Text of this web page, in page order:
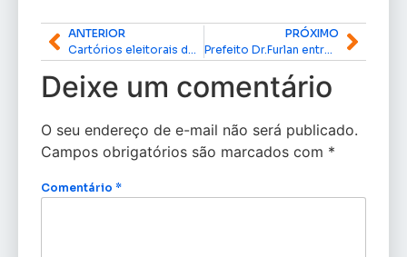
ANTERIOR
PRÓXIMO
Prefeito Dr.Furlan entrega Centro de Educação Professora Sandra Lobato no bairro Ilha Mirim
Deixe um comentário
O seu endereço de e-mail não será publicado.
Campos obrigatórios são marcados com *
Comentário *